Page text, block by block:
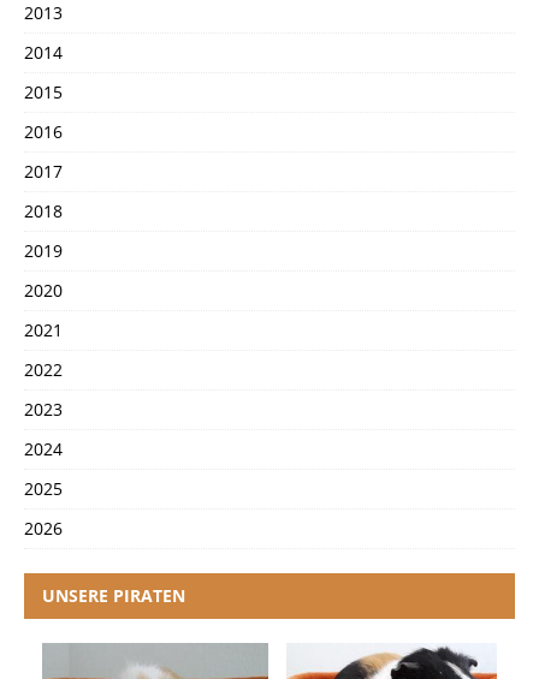
2013
2014
2015
2016
2017
2018
2019
2020
2021
2022
2023
2024
2025
2026
UNSERE PIRATEN